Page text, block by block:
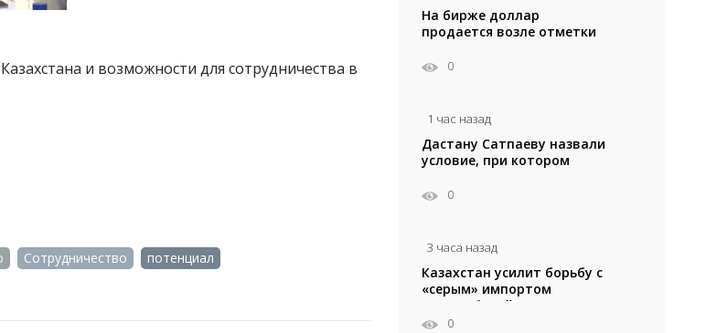
и возможности для сотрудничества в
Сотрудничество
потенциал
На бирже доллар
продается возле отметки
0
1 час назад
Дастану Сатпаеву назвали
условие, при котором
0
3 часа назад
Казахстан усилит борьбу с
«серым» импортом
автомобилей
0